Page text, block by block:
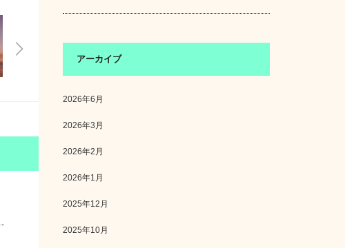
アーカイブ
2026年6月
2026年3月
2026年2月
2026年1月
2025年12月
2025年10月